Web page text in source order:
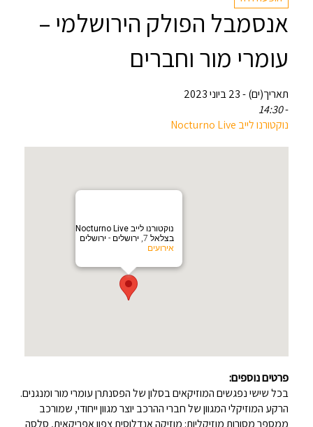
אנסמבל הפולק הירושלמי –
עומרי מור וחברים
תאריך(ים) - 23 ביוני 2023
-
14:30
‏נוקטורנו לייב Nocturno Live‏
‏נוקטורנו לייב Nocturno Live‏
בצלאל 7, ירושלים - ירושלים
אירועים
פרטים נוספים:
בכל שישי נפגשים המוזיקאים בסלון של הפסנתרן עומרי מור ומנגנים.
הרקע המוזיקלי המגוון של חברי ההרכב יוצר מגוון ייחודי, שמורכב
ממספר מסורות מוזיקליות: מוזיקה אנדלוסית צפון אפריקאית, סלסה